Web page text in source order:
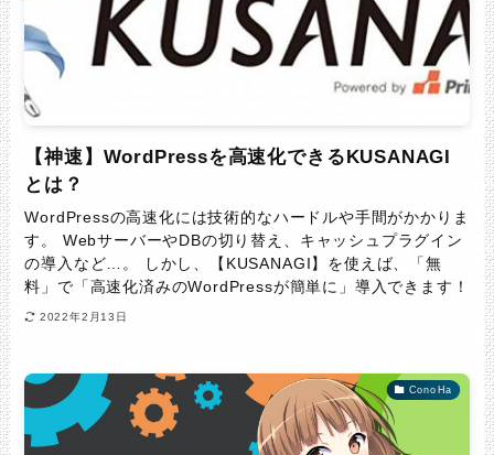
【神速】WordPressを高速化できるKUSANAGI
とは？
WordPressの高速化には技術的なハードルや手間がかかりま
す。 WebサーバーやDBの切り替え、キャッシュプラグイン
の導入など…。 しかし、【KUSANAGI】を使えば、「無
料」で「高速化済みのWordPressが簡単に」導入できます！
2022年2月13日
ConoHa